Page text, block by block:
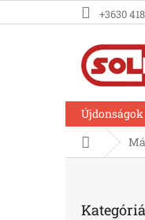
a
+3630
Újdonságok
Kezdőlap
átugrása